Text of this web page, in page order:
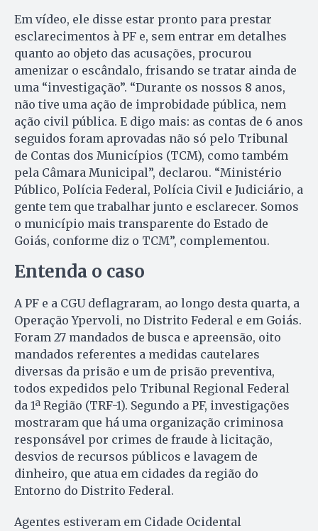
Em vídeo, ele disse estar pronto para prestar
esclarecimentos à PF e, sem entrar em detalhes
quanto ao objeto das acusações, procurou
amenizar o escândalo, frisando se tratar ainda de
uma “investigação”. “Durante os nossos 8 anos,
não tive uma ação de improbidade pública, nem
ação civil pública. E digo mais: as contas de 6 anos
seguidos foram aprovadas não só pelo Tribunal
de Contas dos Municípios (TCM), como também
pela Câmara Municipal”, declarou. “Ministério
Público, Polícia Federal, Polícia Civil e Judiciário, a
gente tem que trabalhar junto e esclarecer. Somos
o município mais transparente do Estado de
Goiás, conforme diz o TCM”, complementou.
Entenda o caso
A PF e a CGU deflagraram, ao longo desta quarta, a
Operação Ypervoli, no Distrito Federal e em Goiás.
Foram 27 mandados de busca e apreensão, oito
mandados referentes a medidas cautelares
diversas da prisão e um de prisão preventiva,
todos expedidos pelo Tribunal Regional Federal
da 1ª Região (TRF-1). Segundo a PF, investigações
mostraram que há uma organização criminosa
responsável por crimes de fraude à licitação,
desvios de recursos públicos e lavagem de
dinheiro, que atua em cidades da região do
Entorno do Distrito Federal.
Agentes estiveram em Cidade Ocidental